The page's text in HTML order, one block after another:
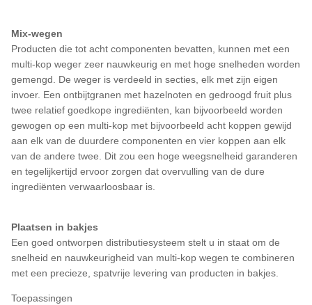
Mix-wegen
Producten die tot acht componenten bevatten, kunnen met een
multi-kop weger zeer nauwkeurig en met hoge snelheden worden
gemengd. De weger is verdeeld in secties, elk met zijn eigen
invoer. Een ontbijtgranen met hazelnoten en gedroogd fruit plus
twee relatief goedkope ingrediënten, kan bijvoorbeeld worden
gewogen op een multi-kop met bijvoorbeeld acht koppen gewijd
aan elk van de duurdere componenten en vier koppen aan elk
van de andere twee. Dit zou een hoge weegsnelheid garanderen
en tegelijkertijd ervoor zorgen dat overvulling van de dure
ingrediënten verwaarloosbaar is.
Plaatsen in bakjes
Een goed ontworpen distributiesysteem stelt u in staat om de
snelheid en nauwkeurigheid van multi-kop wegen te combineren
met een precieze, spatvrije levering van producten in bakjes.
Toepassingen